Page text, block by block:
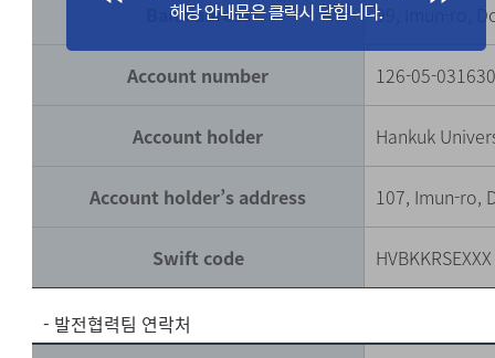
Bank adress 99, Imun-ro,
Account number 126-05-
Account holder Hankuk
Account holder’s address 107, Imun-ro,
Swift code HVBKKRSEXXX
- 발전협력팀 연락처